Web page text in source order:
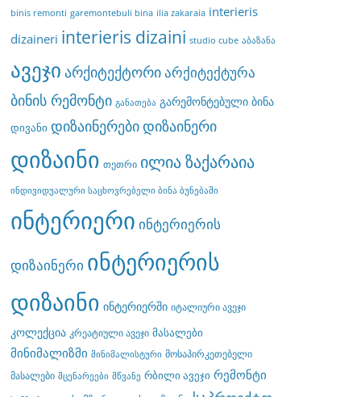
binis remonti garemontebuli bina ilia zakaraia interieris
dizaineri interieris dizaini studio cube აბაზანა
ავეჯი არქიტექტორიარქიტექტურა
ბინის რემონტი განათება გარემონტებული ბინა
დივანი დიზაინერებიდიზაინერი
დიზაინი თეთრი ილია ზაქარაია
ინდივიდუალური საცხოვრებელი ბინა ბუნებაში
ინტერიერი ინტერიერის
დიზაინერი ინტერიერის
დიზაინი ინტერიერში იტალიური ავეჯი
კოლექცია კრეატიული ავეჯი მასალები
მინიმალიზმი მინიმალისტური მოსაპირკეთებელი
მასალები მცენარეები მწვანე რბილი ავეჯი რემონტი